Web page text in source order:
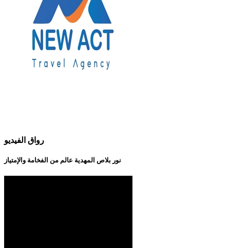
رواق الفيديو
نور بلاص المهدية عالم من الفخامة والإمتياز